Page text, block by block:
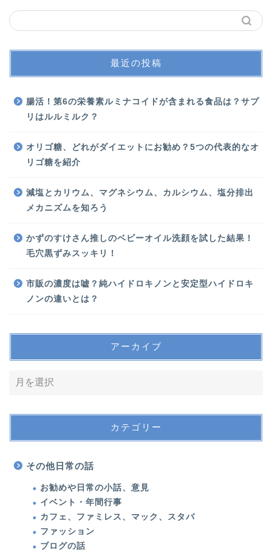
最近の投稿
腸活！第6の栄養素ルミナコイドが含まれる食品は？サプ
リはルルミルク？
オリゴ糖、どれがダイエットにお勧め？5つの代表的なオ
リゴ糖を紹介
減塩とカリウム、マグネシウム、カルシウム、塩分排出
メカニズムを知ろう
かずのすけさん推しのベビーオイル洗顔を試した結果！
毛穴黒ずみスッキリ！
市販の濃度は嘘？純ハイドロキノンと安定型ハイドロキ
ノンの違いとは？
アーカイブ
カテゴリー
その他日常の話
お勧めや日常の小話、意見
イベント・年間行事
カフェ、ファミレス、マック、スタバ
ファッション
ブログの話